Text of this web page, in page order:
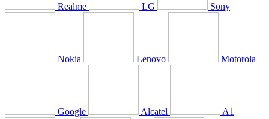
Realme LG Sony
Nokia Lenovo Motorola
Google Alcatel A1